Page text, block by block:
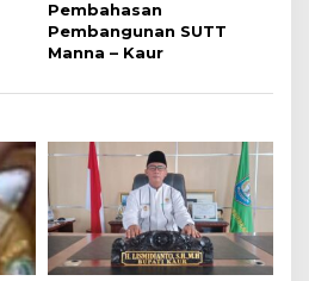
Pembahasan
Pembangunan SUTT
Manna – Kaur